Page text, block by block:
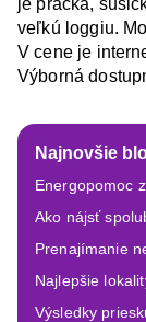
je práčka,
veľkú loggiu.
V cene je
Výborná
Najnovšie
Energopomoc
Ako nájsť
Najlepšie
Výsledky